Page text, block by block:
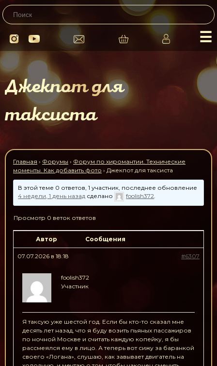
☰
Джекпот для
таксиста
Главная › Форумы › Форум по хиромантии. Технические
моменты. Как добавить фото › Джекпот для таксиста
В этой теме 0 ответов, 1 участник, последнее обновление
4 недели, 1 день назад сделано foolish372.
Просмотр 0 веток ответов
Автор Сообщения
07.07.2026 в 18:18 #6307
foolish372
Участник
Я таксую уже шестой год. Если бы кто-то сказал мне
десять лет назад, что я буду возить пьяных пассажиров
по ночной Москве и считать каждую копейку, я бы
рассмеялся ему в лицо. А теперь вот сижу за баранкой
своего «Логана», слушаю, как завывает двигатель на